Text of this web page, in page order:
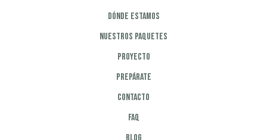
Dónde estamos
Nuestros paquetes
Proyecto
Prepárate
Contacto
FAQ